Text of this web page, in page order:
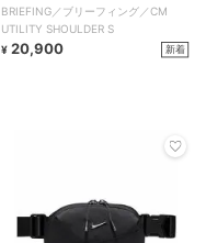
BRIEFING／ブリーフィング／CM
UTILITY SHOULDER S
¥ 20,900 新着